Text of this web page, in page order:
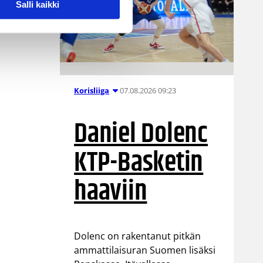
Salli kaikki
Korisliiga 07.08.2026 09:23
Daniel Dolenc
KTP-Basketin
haaviin
Dolenc on rakentanut pitkän
ammattilaisuran Suomen lisäksi